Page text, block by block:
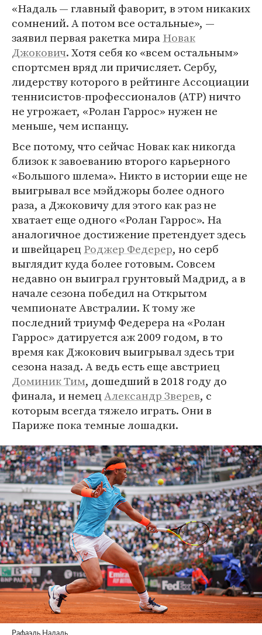
«Надаль — главный фаворит, в этом никаких
сомнений. А потом все остальные», —
заявил первая ракетка мираНовак
Джокович. Хотя себя ко «всем остальным»
спортсмен вряд ли причисляет. Сербу,
лидерству которого в рейтинге Ассоциации
теннисистов-профессионалов (АТР) ничто
не угрожает, «Ролан Гаррос» нужен не
меньше, чем испанцу.
Все потому, что сейчас Новак как никогда
близок к завоеванию второго карьерного
«Большого шлема». Никто в истории еще не
выигрывал все мэйджоры более одного
раза, а Джоковичу для этого как раз не
хватает еще одного «Ролан Гаррос». На
аналогичное достижение претендует здесь
и швейцарец Роджер Федерер, но серб
выглядит куда более готовым. Совсем
недавно он выиграл грунтовый Мадрид, а в
начале сезона победил на Открытом
чемпионате Австралии. К тому же
последний триумф Федерера на «Ролан
Гаррос» датируется аж 2009 годом, в то
время как Джокович выигрывал здесь три
сезона назад. А ведь есть еще австриец
Доминик Тим, дошедший в 2018 году до
финала, и немецАлександр Зверев, с
которым всегда тяжело играть. Они в
Париже пока темные лошадки.